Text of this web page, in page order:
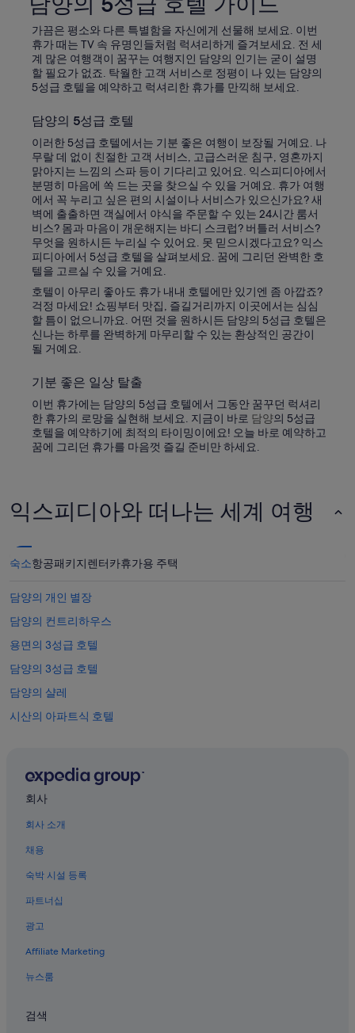
가끔은 평소와 다른 특별함을 자신에게 선물해 보세요. 이번
휴가 때는 TV 속 유명인들처럼 럭셔리하게 즐겨보세요. 전 세
계 많은 여행객이 꿈꾸는 여행지인 담양의 인기는 굳이 설명
할 필요가 없죠. 탁월한 고객 서비스로 정평이 나 있는 담양의
5성급 호텔을 예약하고 럭셔리한 휴가를 만끽해 보세요.
담양의 5성급 호텔
이러한 5성급 호텔에서는 기분 좋은 여행이 보장될 거예요. 나
무랄 데 없이 친절한 고객 서비스, 고급스러운 침구, 영혼까지
맑아지는 느낌의 스파 등이 기다리고 있어요. 익스피디아에서
분명히 마음에 쏙 드는 곳을 찾으실 수 있을 거예요. 휴가 여행
에서 꼭 누리고 싶은 편의 시설이나 서비스가 있으신가요? 새
벽에 출출하면 객실에서 야식을 주문할 수 있는 24시간 룸서
비스? 몸과 마음이 개운해지는 바디 스크럽? 버틀러 서비스?
무엇을 원하시든 누리실 수 있어요. 못 믿으시겠다고요? 익스
피디아에서 5성급 호텔을 살펴보세요. 꿈에 그리던 완벽한 호
텔을 고르실 수 있을 거예요.
호텔이 아무리 좋아도 휴가 내내 호텔에만 있기엔 좀 아깝죠?
걱정 마세요! 쇼핑부터 맛집, 즐길거리까지 이곳에서는 심심
할 틈이 없으니까요. 어떤 것을 원하시든 담양의 5성급 호텔은
신나는 하루를 완벽하게 마무리할 수 있는 환상적인 공간이
될 거예요.
기분 좋은 일상 탈출
이번 휴가에는 담양의 5성급 호텔에서 그동안 꿈꾸던 럭셔리
한 휴가의 로망을 실현해 보세요. 지금이 바로 담양의 5성급
호텔을 예약하기에 최적의 타이밍이에요! 오늘 바로 예약하고
꿈에 그리던 휴가를 마음껏 즐길 준비만 하세요.
익스피디아와 떠나는 세계 여행
숙소항공패키지렌터카휴가용 주택
담양의 개인 별장
담양의 컨트리하우스
용면의 3성급 호텔
담양의 3성급 호텔
담양의 샬레
시산의 아파트식 호텔
시산의 펜션
담양의 하우스보트
담양의 럭셔리 호텔
용주리의 펜션
황교의 펜션
황교의 리조트
오룡리의 3성급 호텔
담양의 궁전
회사
회사 소개
채용
숙박 시설 등록
파트너십
광고
Affiliate Marketing
뉴스룸
검색